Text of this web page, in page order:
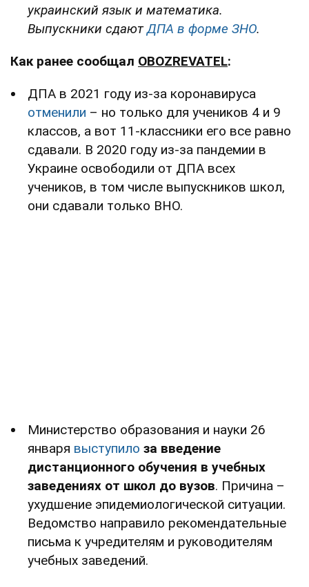
украинский язык и математика.
Выпускники сдаютДПА в форме ЗНО.
Как ранее сообщал OBOZREVATEL:
ДПА в 2021 году из-за коронавируса
отменили – но только для учеников 4 и 9
классов, а вот 11-классники его все равно
сдавали. В 2020 году из-за пандемии в
Украине освободили от ДПА всех
учеников, в том числе выпускников школ,
они сдавали только ВНО.
Министерство образования и науки 26
января выступило за введение
дистанционного обучения в учебных
заведениях от школ до вузов. Причина –
ухудшение эпидемиологической ситуации.
Ведомство направило рекомендательные
письма к учредителям и руководителям
учебных заведений.